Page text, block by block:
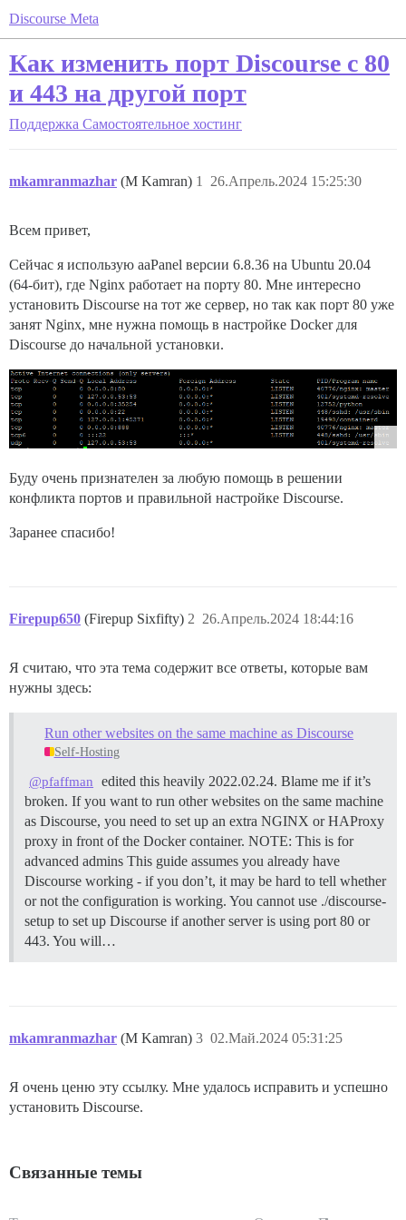
Discourse Meta
Как изменить порт Discourse с 80
и 443 на другой порт
Поддержка Самостоятельное хостинг
mkamranmazhar (M Kamran) 26.Апрель.2024 15:25:30
1
Всем привет,
Сейчас я использую aaPanel версии 6.8.36 на Ubuntu 20.04
(64-бит), где Nginx работает на порту 80. Мне интересно
установить Discourse на тот же сервер, но так как порт 80 уже
занят Nginx, мне нужна помощь в настройке Docker для
Discourse до начальной установки.
Буду очень признателен за любую помощь в решении
конфликта портов и правильной настройке Discourse.
Заранее спасибо!
Firepup650 (Firepup Sixfifty) 26.Апрель.2024 18:44:16
2
Я считаю, что эта тема содержит все ответы, которые вам
нужны здесь:
Run other websites on the same machine as Discourse
Self-Hosting
@pfaffman
edited this heavily 2022.02.24. Blame me if it’s
broken. If you want to run other websites on the same machine
as Discourse, you need to set up an extra NGINX or HAProxy
proxy in front of the Docker container. NOTE: This is for
advanced admins This guide assumes you already have
Discourse working - if you don’t, it may be hard to tell whether
or not the configuration is working. You cannot use ./discourse-
setup to set up Discourse if another server is using port 80 or
443. You will…
mkamranmazhar (M Kamran) 02.Май.2024 05:31:25
3
Я очень ценю эту ссылку. Мне удалось исправить и успешно
установить Discourse.
Связанные темы